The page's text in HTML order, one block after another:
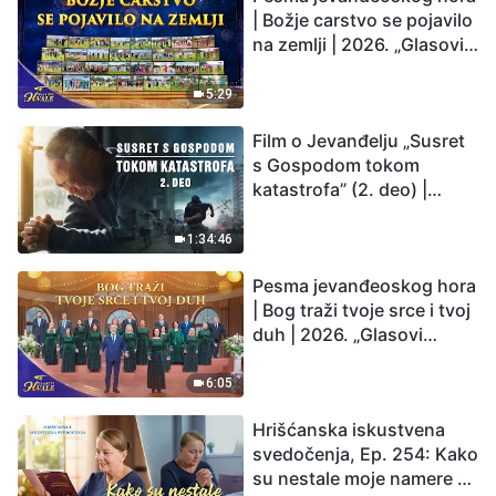
5:29
| Božje carstvo se pojavilo
na zemlji | 2026. „Glasovi
1:34:46
Film o Jevanđelju „Susret
s Gospodom tokom
katastrofa” (2. deo) |
Čovečanstvo ulazi u
odbrojavanje. Da li ste
pronašli način da
6:05
Pesma jevanđeoskog hora
| Bog traži tvoje srce i tvoj
duh | 2026. „Glasovi
Hrišćanska iskustvena
svedočenja, Ep. 254: Kako
su nestale moje namere da